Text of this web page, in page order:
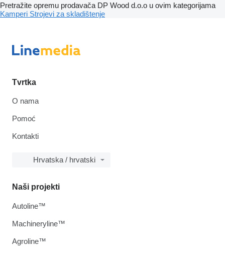
Pretražite opremu prodavača DP Wood d.o.o u ovim kategorijama
Kamperi Strojevi za skladištenje
Tvrtka
O nama
Pomoć
Kontakti
Hrvatska / hrvatski
Naši projekti
Autoline™
Machineryline™
Agroline™